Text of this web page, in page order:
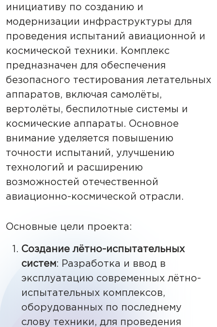
инициативу по созданию и
модернизации инфраструктуры для
проведения испытаний авиационной и
космической техники. Комплекс
предназначен для обеспечения
безопасного тестирования летательных
аппаратов, включая самолёты,
вертолёты, беспилотные системы и
космические аппараты. Основное
внимание уделяется повышению
точности испытаний, улучшению
технологий и расширению
возможностей отечественной
авиационно-космической отрасли.
Основные цели проекта:
Создание лётно-испытательных
систем: Разработка и ввод в
эксплуатацию современных лётно-
испытательных комплексов,
оборудованных по последнему
слову техники, для проведения